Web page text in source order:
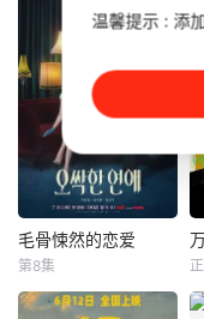
为首的犯罪集团，
他们通过
F【嘿叭电影-热播
综艺免费在线观
看】ollows Lee Fl
etcher IV, a high s
chool senior who
develops a crush
on his openly ga
毛骨悚然的恋爱
邕圣祐
毛骨悚然的恋爱
第8集
温馨提示 : 添